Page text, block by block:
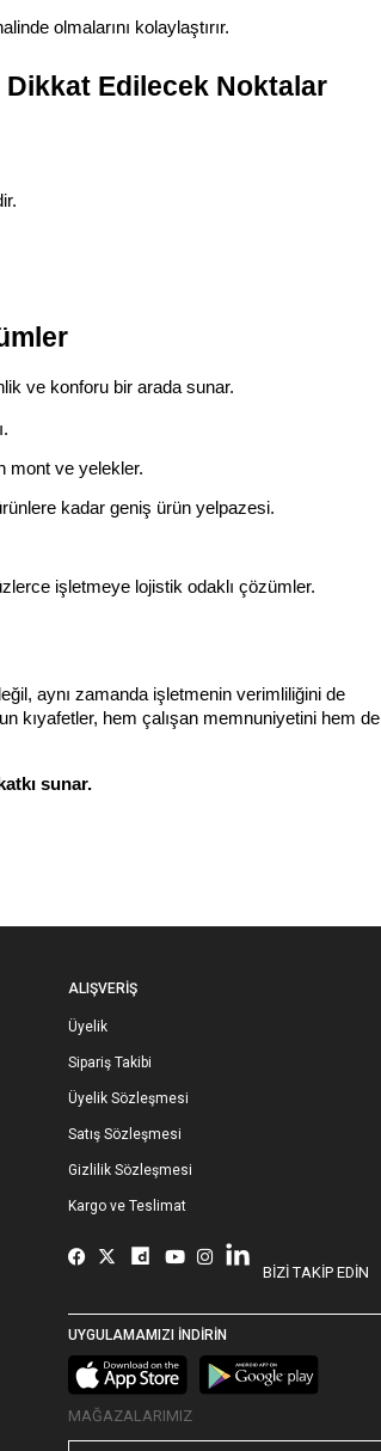
olmalarını kolaylaştırır.
Edilecek Noktalar
ve konforu bir arada sunar.
mont ve yelekler.
kadar geniş ürün yelpazesi.
işletmeye lojistik odaklı çözümler.
aynı zamanda işletmenin verimliliğini de
kıyafetler, hem çalışan memnuniyetini hem de
sunar.
ALIŞVERİŞ
Üyelik
Sipariş Takibi
Üyelik Sözleşmesi
Satış Sözleşmesi
Gizlilik Sözleşmesi
Kargo ve Teslimat
BİZİ TAKİP EDİN
UYGULAMAMIZI İNDİRİN
MAĞAZALARIMIZ